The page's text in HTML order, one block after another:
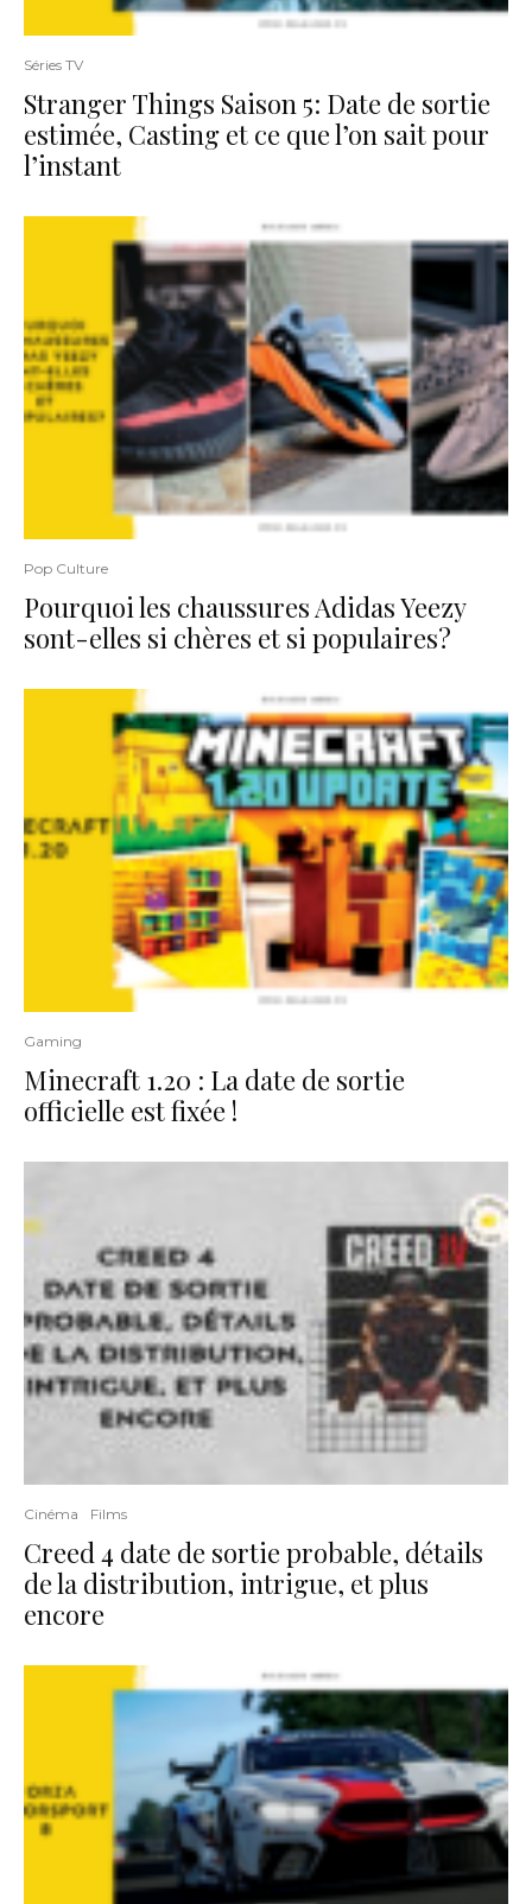
Séries TV
Stranger Things Saison 5: Date de sortie
estimée, Casting et ce que l’on sait pour
l’instant
Pop Culture
Pourquoi les chaussures Adidas Yeezy
sont-elles si chères et si populaires?
Gaming
Minecraft 1.20 : La date de sortie
officielle est fixée !
Cinéma Films
Creed 4 date de sortie probable, détails
de la distribution, intrigue, et plus
encore